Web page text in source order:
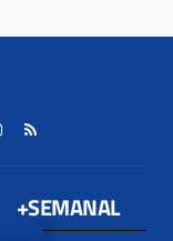
+SEMANAL